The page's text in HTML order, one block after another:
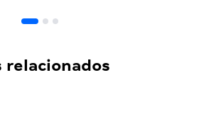
relacionados